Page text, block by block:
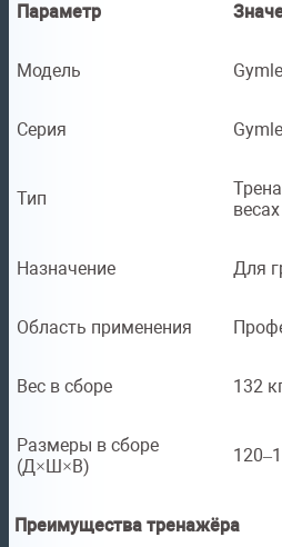
Параметр
Модель
Серия
Тип
весах
Назначение Для
Область применения
Вес в сборе 132
Размеры в сборе
(Д×Ш×В)
Преимущества тренажёра